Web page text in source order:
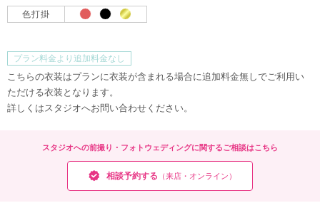
色打掛
赤
黒
ゴ
ド
プラン料金より追加料金なし
こちらの衣装はプランに衣装が含まれる場合に追加料金無しでご利用い
ただける衣装となります。
詳しくはスタジオへお問い合わせください。
スタジオへの前撮り・フォトウェディングに関するご相談はこちら
相談予約する （来店・オンライン）